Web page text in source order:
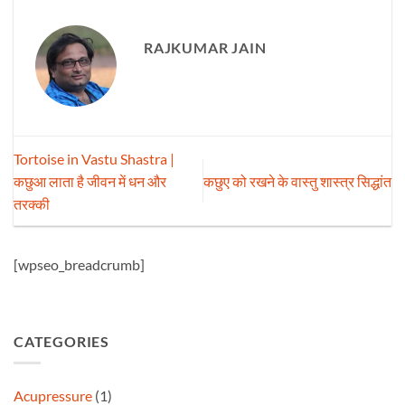
RAJKUMAR JAIN
Tortoise in Vastu Shastra |
कछुआ लाता है जीवन में धन और
तरक्की
कछुए को रखने के वास्तु शास्त्र सिद्धांत
[wpseo_breadcrumb]
CATEGORIES
Acupressure (1)